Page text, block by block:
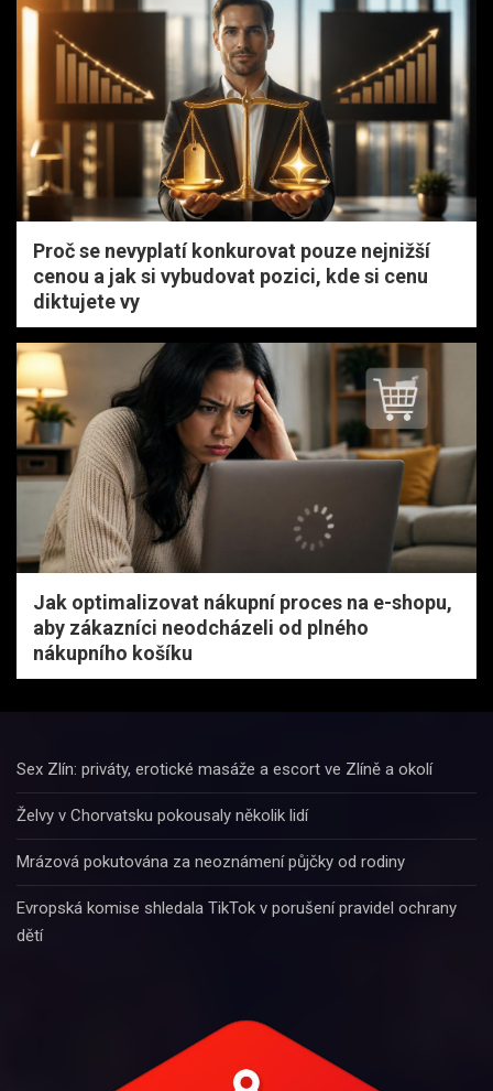
Proč se nevyplatí konkurovat pouze nejnižší
cenou a jak si vybudovat pozici, kde si cenu
diktujete vy
Jak optimalizovat nákupní proces na e-shopu,
aby zákazníci neodcházeli od plného
nákupního košíku
Sex Zlín: priváty, erotické masáže a escort ve Zlíně a okolí
Želvy v Chorvatsku pokousaly několik lidí
Mrázová pokutována za neoznámení půjčky od rodiny
Evropská komise shledala TikTok v porušení pravidel ochrany
dětí